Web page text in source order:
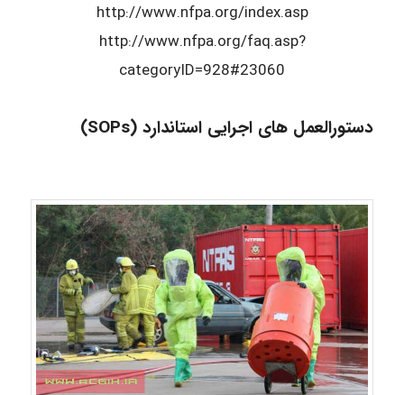
http://www.nfpa.org/index.asp
http://www.nfpa.org/faq.asp?
categoryID=928#23060
دستورالعمل های اجرایی استاندارد (SOPs)